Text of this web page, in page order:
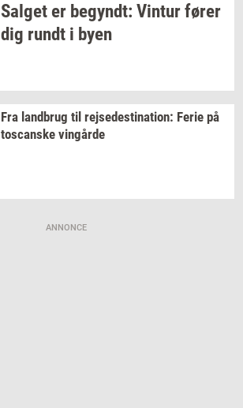
Sal­get er be­gyndt: Vin­turfører
dig rundt i byen
Fra land­brug til rej­se­desti­na­tion: Ferie på
toscan­ske vin­går­de
ANNONCE